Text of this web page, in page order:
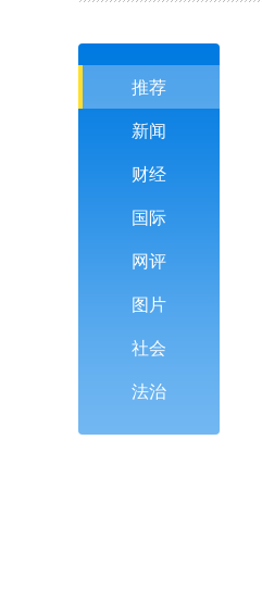
推荐
新闻
财经
国际
网评
图片
社会
法治